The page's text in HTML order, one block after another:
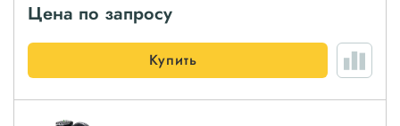
Цена по запросу
Купить